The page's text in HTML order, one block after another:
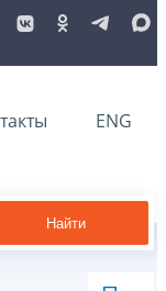
ENG
Найти